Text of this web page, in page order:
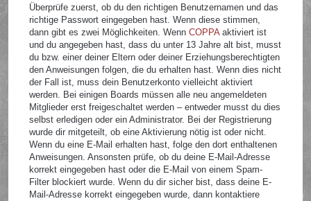
Überprüfe zuerst, ob du den richtigen Benutzernamen und das
richtige Passwort eingegeben hast. Wenn diese stimmen,
dann gibt es zwei Möglichkeiten. WennCOPPAaktiviert ist
und du angegeben hast, dass du unter 13 Jahre alt bist, musst
du bzw. einer deiner Eltern oder deiner Erziehungsberechtigten
den Anweisungen folgen, die du erhalten hast. Wenn dies nicht
der Fall ist, muss dein Benutzerkonto vielleicht aktiviert
werden. Bei einigen Boards müssen alle neu angemeldeten
Mitglieder erst freigeschaltet werden – entweder musst du dies
selbst erledigen oder ein Administrator. Bei der Registrierung
wurde dir mitgeteilt, ob eine Aktivierung nötig ist oder nicht.
Wenn du eine E-Mail erhalten hast, folge den dort enthaltenen
Anweisungen. Ansonsten prüfe, ob du deine E-Mail-Adresse
korrekt eingegeben hast oder die E-Mail von einem Spam-
Filter blockiert wurde. Wenn du dir sicher bist, dass deine E-
Mail-Adresse korrekt eingegeben wurde, dann kontaktiere